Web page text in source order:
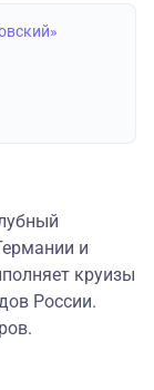
и
круизы
России.